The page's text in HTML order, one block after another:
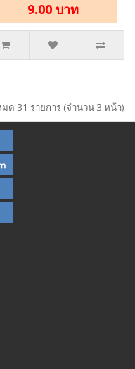
9.00 บาท
ด 31 รายการ (จำนวน 3 หน้า)